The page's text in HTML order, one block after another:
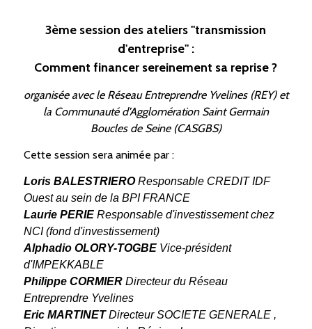
3ème session des ateliers "transmission
d'entreprise" :
Comment financer sereinement sa reprise ?
organisée avec le Réseau Entreprendre Yvelines (REY) et
la Communauté d’Agglomération Saint Germain
Boucles de Seine (CASGBS)
Cette session sera animée par :
Loris BALESTRIEROResponsable CREDIT IDF
Ouest au sein de la BPI FRANCE
Laurie PERIEResponsable d'investissement chez
NCI (fond d'investissement)
Alphadio OLORY-TOGBEVice-président
d'IMPEKKABLE
Philippe CORMIERDirecteur du Réseau
Entreprendre Yvelines
Eric MARTINETDirecteur SOCIETE GENERALE ,